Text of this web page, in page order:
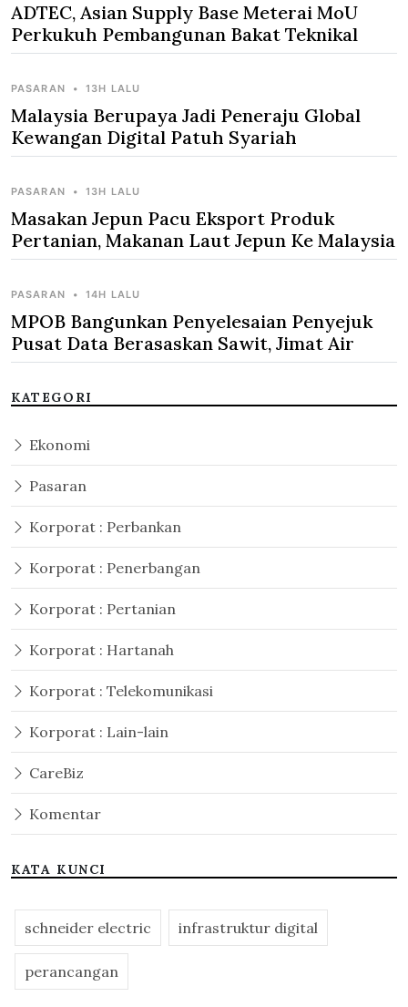
ADTEC, Asian Supply Base Meterai MoU
Perkukuh Pembangunan Bakat Teknikal
PASARAN • 13H LALU
Malaysia Berupaya Jadi Peneraju Global
Kewangan Digital Patuh Syariah
PASARAN • 13H LALU
Masakan Jepun Pacu Eksport Produk
Pertanian, Makanan Laut Jepun Ke Malaysia
PASARAN • 14H LALU
MPOB Bangunkan Penyelesaian Penyejuk
Pusat Data Berasaskan Sawit, Jimat Air
KATEGORI
Ekonomi
Pasaran
Korporat : Perbankan
Korporat : Penerbangan
Korporat : Pertanian
Korporat : Hartanah
Korporat : Telekomunikasi
Korporat : Lain-lain
CareBiz
Komentar
KATA KUNCI
schneider electric infrastruktur digital
perancangan